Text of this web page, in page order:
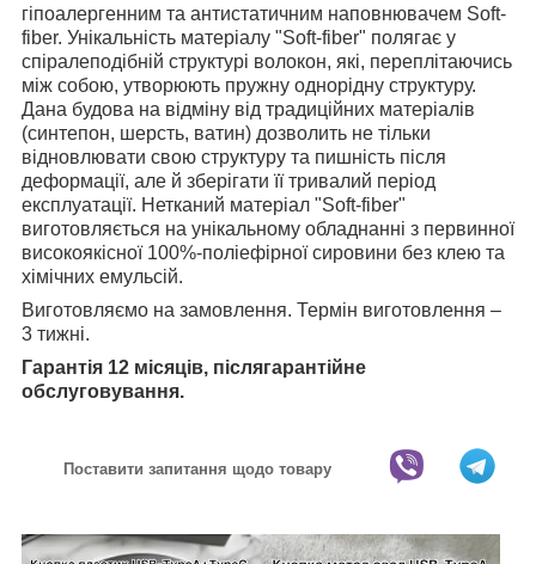
гіпоалергенним та антистатичним наповнювачем Soft-
fiber. Унікальність матеріалу "Soft-fiber" полягає у
спіралеподібній структурі волокон, які, переплітаючись
між собою, утворюють пружну однорідну структуру.
Дана будова на відміну від традиційних матеріалів
(синтепон, шерсть, ватин) дозволить не тільки
відновлювати свою структуру та пишність після
деформації, але й зберігати її тривалий період
експлуатації. Нетканий матеріал "Soft-fiber"
виготовляється на унікальному обладнанні з первинної
високоякісної 100%-поліефірної сировини без клею та
хімічних емульсій.
Виготовляємо на замовлення. Термін виготовлення –
3 тижні.
Гарантія 12 місяців, післягарантійне
обслуговування.
Поставити запитання щодо товару